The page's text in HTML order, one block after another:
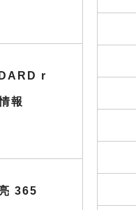
r
報
365